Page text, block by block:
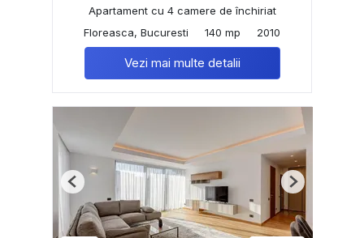
Apartament cu 4 camere de închiriat
Floreasca, Bucuresti
140 mp 2010
Vezi mai multe detalii
Previous Next